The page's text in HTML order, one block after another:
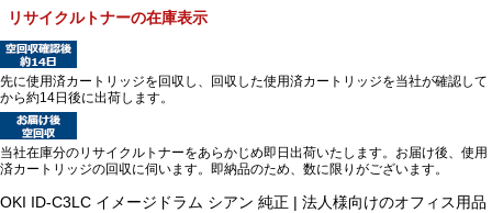
リサイクルトナーの在庫表示
先に使用済カートリッジを回収し、回収した使用済カートリッジを当社が確認して
から約14日後に出荷します。
当社在庫分のリサイクルトナーをあらかじめ即日出荷いたします。お届け後、使用
済カートリッジの回収に伺います。即納品のため、数に限りがございます。
OKI ID-C3LC イメージドラム シアン 純正 | 法人様向けのオフィス用品